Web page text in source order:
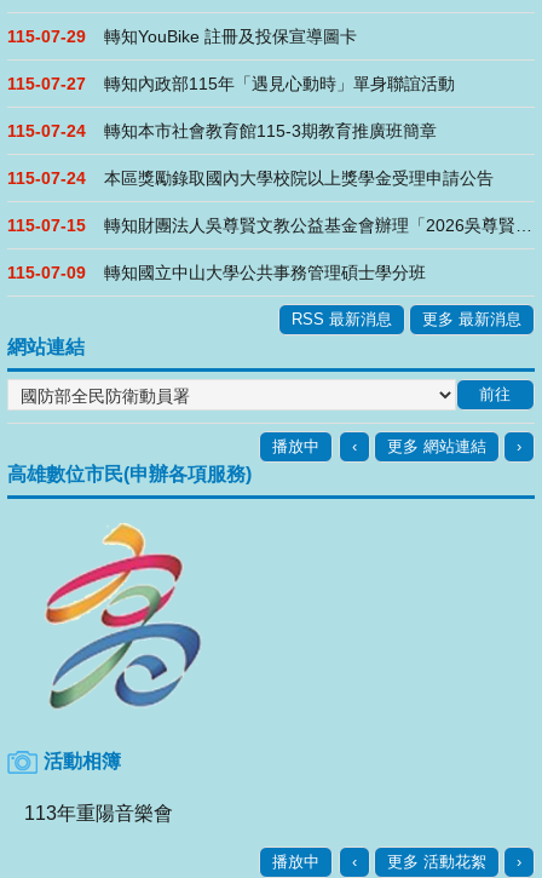
115-07-29 轉知YouBike 註冊及投保宣導圖卡
115-07-27 轉知內政部115年「遇見心動時」單身聯誼活動
115-07-24 轉知本市社會教育館115-3期教育推廣班簡章
115-07-24 本區獎勵錄取國內大學校院以上獎學金受理申請公告
115-07-15
115-07-09 轉知國立中山大學公共事務管理碩士學分班
RSS 最新消息 更多 最新消息
網站連結
播放中 ‹ 更多 網站連結 ›
高雄數位市民(申辦各項服務)
活動相簿
高雄市永安區公所企業防災合作備忘錄簽署儀式
播放中 ‹ 更多 活動花絮 ›